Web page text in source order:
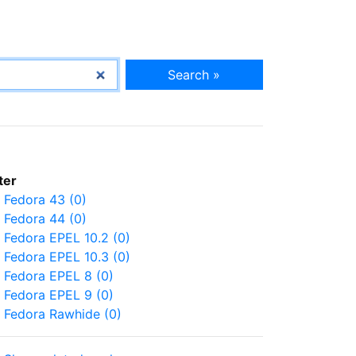
Search »
Fedora 43 (0)
Fedora 44 (0)
Fedora EPEL 10.2 (0)
Fedora EPEL 10.3 (0)
Fedora EPEL 8 (0)
Fedora EPEL 9 (0)
Fedora Rawhide (0)